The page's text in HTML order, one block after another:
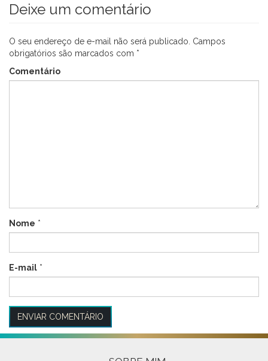
Deixe um comentário
O seu endereço de e-mail não será publicado. Campos
obrigatórios são marcados com *
Comentário
Nome *
E-mail *